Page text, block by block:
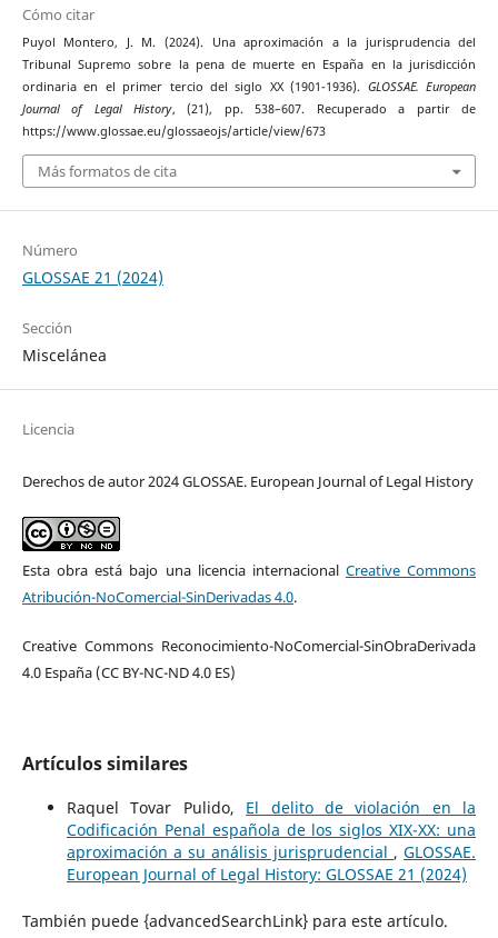
Cómo citar
Puyol Montero, J. M. (2024). Una aproximación a la jurisprudencia del
Tribunal Supremo sobre la pena de muerte en España en la jurisdicción
ordinaria en el primer tercio del siglo XX (1901-1936). GLOSSAE. European
Journal of Legal History, (21), pp. 538–607. Recuperado a partir de
https://www.glossae.eu/glossaeojs/article/view/673
Más formatos de cita
Número
GLOSSAE 21 (2024)
Sección
Miscelánea
Licencia
Derechos de autor 2024 GLOSSAE. European Journal of Legal History
Esta obra está bajo una licencia internacional Creative Commons
Atribución-NoComercial-SinDerivadas 4.0.
Creative Commons Reconocimiento-NoComercial-SinObraDerivada
4.0 España (CC BY-NC-ND 4.0 ES)
Artículos similares
Raquel Tovar Pulido, El delito de violación en la
Codificación Penal española de los siglos XIX-XX: una
aproximación a su análisis jurisprudencial ,GLOSSAE.
European Journal of Legal History: GLOSSAE 21 (2024)
También puede {advancedSearchLink} para este artículo.